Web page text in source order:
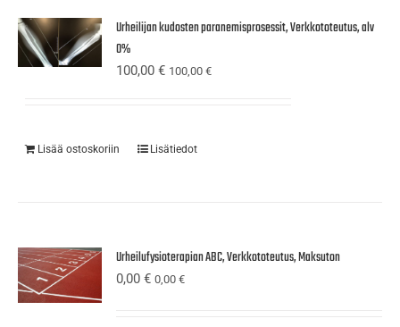
Urheilijan kudosten paranemisprosessit, Verkkototeutus, alv
0%
100,00€ 100,00€
Lisää ostoskoriin Lisätiedot
Urheilufysioterapian ABC, Verkkototeutus, Maksuton
0,00€ 0,00€